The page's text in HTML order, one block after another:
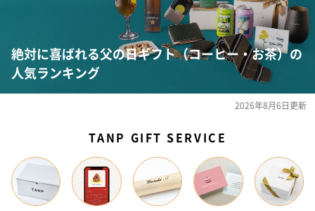
絶対に喜ばれる父の日ギフト（コーヒー・お茶）の
人気ランキング
2026年8月6日更新
TANP GIFT SERVICE